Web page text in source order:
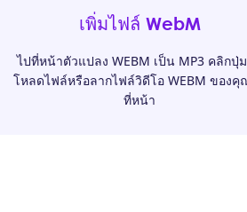
เพิ่มไฟล์ WebM
ไปที่หน้าตัวแปลง WEBM เป็น MP3 คลิกปุ่
โหลดไฟล์หรือลากไฟล์วิดีโอ WEBM ของคุ
ที่หน้า